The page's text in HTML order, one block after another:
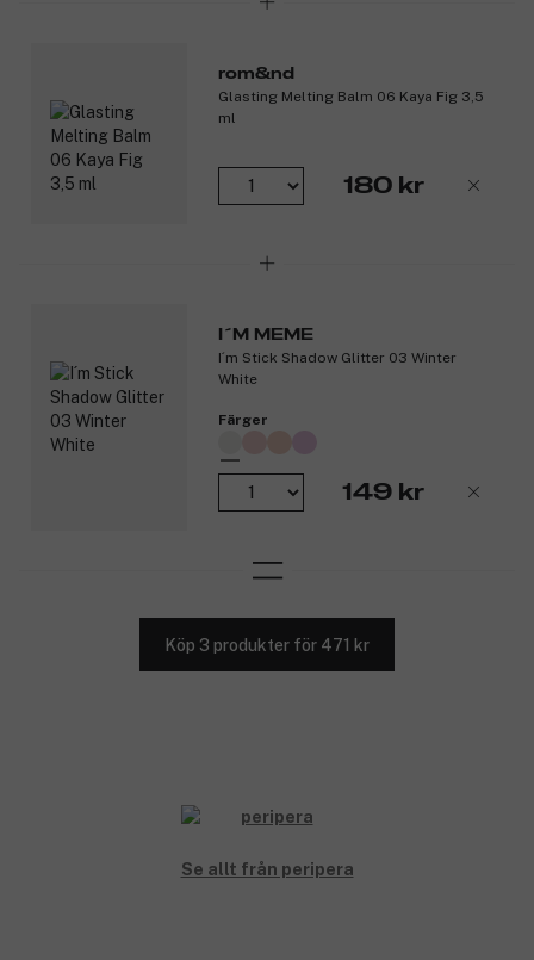
rom&nd
Glasting Melting Balm 06 Kaya Fig 3,5
ml
180 kr
I´M MEME
I´m Stick Shadow Glitter 03 Winter
White
Färger
149 kr
Köp 3 produkter för 471 kr
Se allt från peripera